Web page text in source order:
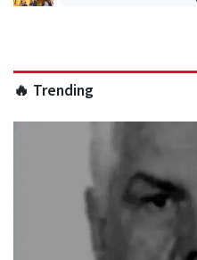
🔥 Trending